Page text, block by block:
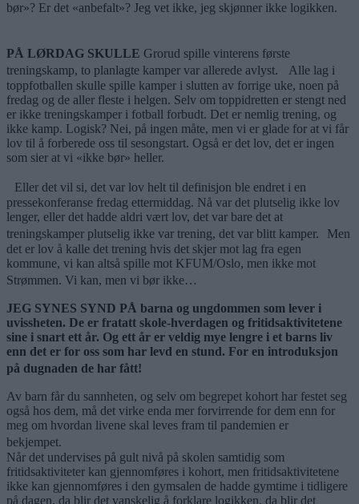
bør»? Er det «anbefalt»? Jeg vet ikke, jeg skjønner ikke logikken.
PÅ LØRDAG SKULLE Grorud spille vinterens første
treningskamp, to planlagte kamper var allerede avlyst. Alle lag i
toppfotballen skulle spille kamper i slutten av forrige uke, noen på
fredag og de aller fleste i helgen. Selv om toppidretten er stengt ned
er ikke treningskamper i fotball forbudt. Det er nemlig trening, og
ikke kamp. Logisk? Nei, på ingen måte, men vi er glade for at vi får
lov til å forberede oss til sesongstart. Også er det lov, det er ingen
som sier at vi «ikke bør» heller.
Eller det vil si, det var lov helt til definisjon ble endret i en
pressekonferanse fredag ettermiddag. Nå var det plutselig ikke lov
lenger, eller det hadde aldri vært lov, det var bare det at
treningskamper plutselig ikke var trening, det var blitt kamper. Men
det er lov å kalle det trening hvis det skjer mot lag fra egen
kommune, vi kan altså spille mot KFUM/Oslo, men ikke mot
Strømmen. Vi kan, men vi bør ikke…
JEG SYNES SYND PÅ barna og ungdommen som lever i
uvissheten. De er fratatt skole-hverdagen og fritidsaktivitetene
sine i snart ett år. Og ett år er veldig mye lengre i et barns liv
enn det er for oss som har levd en stund. For en introduksjon
på dugnaden de har fått!
Av barn får du sannheten, og selv om begrepet kohort har festet seg
også hos dem, må det virke enda mer forvirrende for dem enn for
meg om hvordan livene skal leves fram til pandemien er
bekjempet.
Når det undervises på gult nivå på skolen samtidig som
fritidsaktiviteter kan gjennomføres i kohort, men fritidsaktivitetene
ikke kan gjennomføres i den gymsalen de hadde gymtime i tidligere
på dagen, da blir det vanskelig å forklare logikken, da blir det